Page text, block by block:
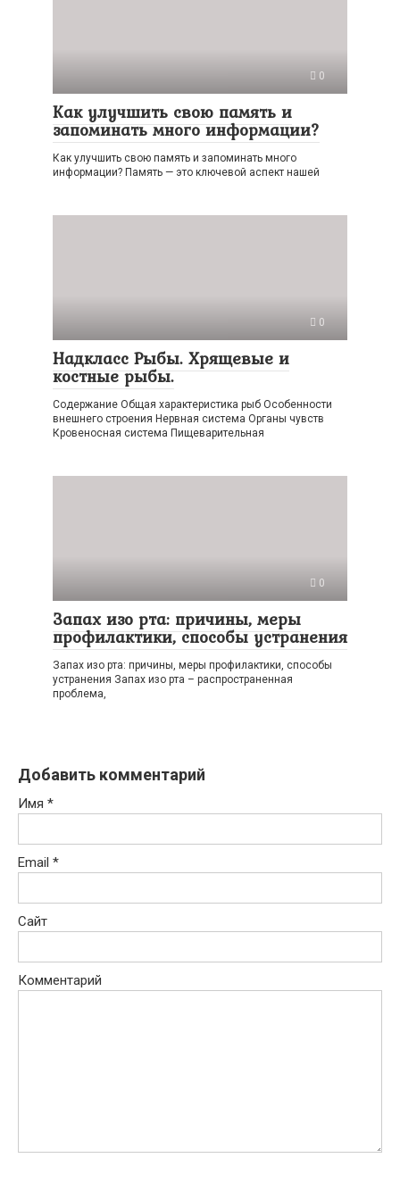
0
Как улучшить свою память и
запоминать много информации?
Как улучшить свою память и запоминать много
информации? Память — это ключевой аспект нашей
0
Надкласс Рыбы. Хрящевые и
костные рыбы.
Содержание Общая характеристика рыб Особенности
внешнего строения Нервная система Органы чувств
Кровеносная система Пищеварительная
0
Запах изо рта: причины, меры
профилактики, способы устранения
Запах изо рта: причины, меры профилактики, способы
устранения Запах изо рта – распространенная
проблема,
Добавить комментарий
Имя *
Email *
Сайт
Комментарий